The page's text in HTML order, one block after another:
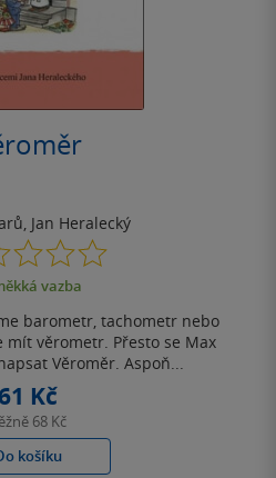
, Jan Heralecký
0.0
z
5 vazba
barometr, tachometr nebo
věrometr. Přesto se Max
Věroměr. Aspoň...
Kč
68 Kč
košíku